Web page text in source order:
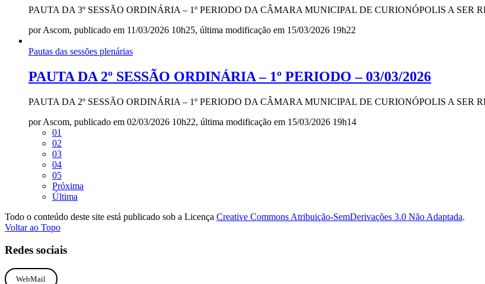
PAUTA DA 3º SESSÃO ORDINÁRIA – 1º PERIODO DA CÂMARA MUNICIPAL DE CURIONÓPOLIS A SER
por Ascom, publicado em 11/03/2026 10h25, última modificação em 15/03/2026 19h22
Pautas das sessões plenárias
PAUTA DA 2º SESSÃO ORDINÁRIA – 1º PERIODO – 03/03/2026
PAUTA DA 2º SESSÃO ORDINÁRIA – 1º PERIODO DA CÂMARA MUNICIPAL DE CURIONÓPOLIS A SER
por Ascom, publicado em 02/03/2026 10h22, última modificação em 15/03/2026 19h14
01
02
03
04
05
Próxima
Última
Todo o conteúdo deste site está publicado sob a Licença Creative Commons Atribuição-SemDerivações 3.0 Não Adaptada.
Voltar ao Topo
Redes sociais
WebMail